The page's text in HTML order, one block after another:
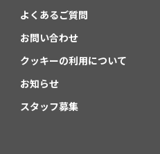
よくあるご質問
お問い合わせ
クッキーの利用について
お知らせ
スタッフ募集